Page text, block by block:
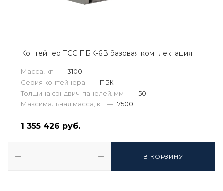
Контейнер ТСС ПБК-6В базовая комплектация
Масса, кг — 3100
Серия контейнера — ПБК
Толщина сэндвич-панелей, мм — 50
Максимальная масса, кг — 7500
1 355 426 руб.
В КОРЗИНУ